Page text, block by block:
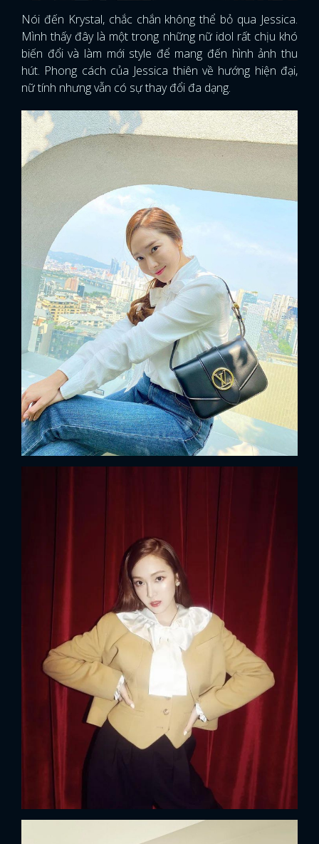
Nói đến Krystal, chắc chắn không thể bỏ qua Jessica.
Mình thấy đây là một trong những nữ idol rất chịu khó
biến đổi và làm mới style để mang đến hình ảnh thu
hút. Phong cách của Jessica thiên về hướng hiện đại,
nữ tính nhưng vẫn có sự thay đổi đa dạng.